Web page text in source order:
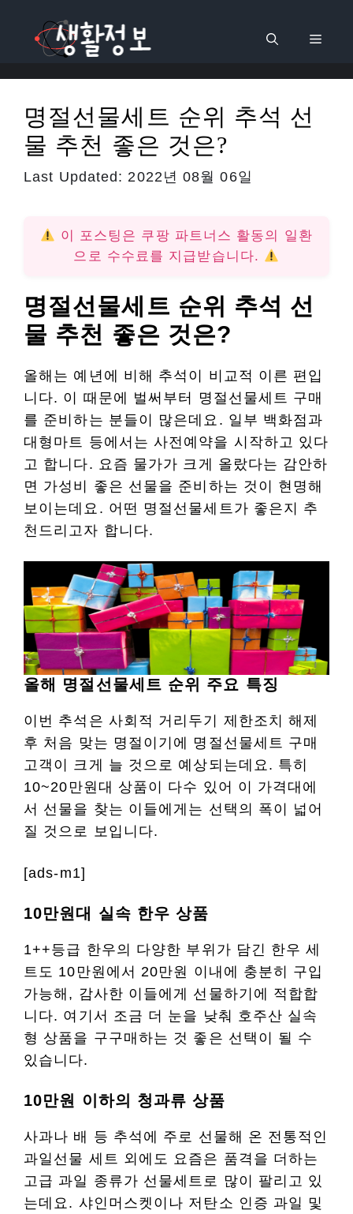
로
메
명절선물세트 순위 추석 선
물 추천 좋은 것은?
Last Updated: 2022년 08월 06일
이 포스팅은 쿠팡 파트너스 활동의 일환
으로 수수료를 지급받습니다.
명절선물세트 순위 추석 선
물 추천 좋은 것은?
올해는 예년에 비해 추석이 비교적 이른 편입
니다. 이 때문에 벌써부터 명절선물세트 구매
를 준비하는 분들이 많은데요. 일부 백화점과
대형마트 등에서는 사전예약을 시작하고 있다
고 합니다. 요즘 물가가 크게 올랐다는 감안하
면 가성비 좋은 선물을 준비하는 것이 현명해
보이는데요. 어떤 명절선물세트가 좋은지 추
천드리고자 합니다.
올해 명절선물세트 순위 주요 특징
이번 추석은 사회적 거리두기 제한조치 해제
후 처음 맞는 명절이기에 명절선물세트 구매
고객이 크게 늘 것으로 예상되는데요. 특히
10~20만원대 상품이 다수 있어 이 가격대에
서 선물을 찾는 이들에게는 선택의 폭이 넓어
질 것으로 보입니다.
[ads-m1]
10만원대 실속 한우 상품
1++등급 한우의 다양한 부위가 담긴 한우 세
트도 10만원에서 20만원 이내에 충분히 구입
가능해, 감사한 이들에게 선물하기에 적합합
니다. 여기서 조금 더 눈을 낮춰 호주산 실속
형 상품을 구구매하는 것 좋은 선택이 될 수
있습니다.
10만원 이하의 청과류 상품
사과나 배 등 추석에 주로 선물해 온 전통적인
과일선물 세트 외에도 요즘은 품격을 더하는
고급 과일 종류가 선물세트로 많이 팔리고 있
는데요. 샤인머스켓이나 저탄소 인증 과일 및